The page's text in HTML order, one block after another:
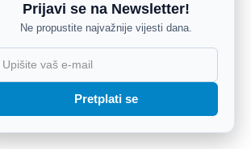
Prijavi se na Newsletter!
Ne propustite najvažnije vijesti dana.
Pretplati se